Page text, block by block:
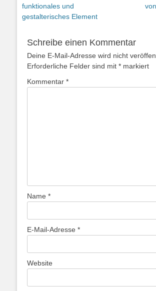
funktionales und
gestalterisches Element
Schreibe einen Kommentar
Deine E-Mail-Adresse wird nicht
Erforderliche Felder sind mit * markiert
Kommentar *
Name *
E-Mail-Adresse *
Website